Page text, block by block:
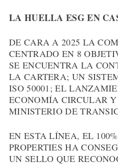
LA HUELLA ESG EN
DE CARA A 2025 LA
CENTRADO EN 8
SE ENCUENTRA LA
LA CARTERA; UN
ISO 50001; EL
ECONOMÍA CIRCULAR
MINISTERIO DE
EN ESTA LÍNEA, EL
PROPERTIES HA
UN SELLO QUE